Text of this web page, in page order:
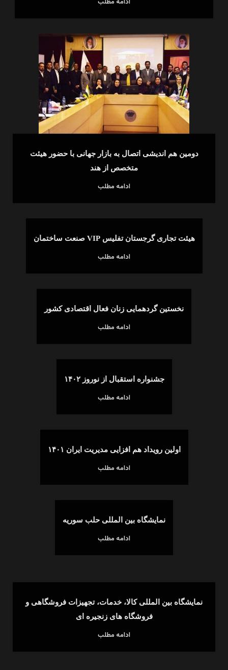
ادامه مطلب
دومین هم اندیشی اتصال به بازار جهانی با حضور هیئت
متخصص از هند
ادامه مطلب
هیئت تجاری گرجستان تفلیس VIP صنعت ساختمان
ادامه مطلب
نخستین گردهمایی زنان فعال اقتصادی کشور
ادامه مطلب
جشنواره استقبال از نوروز ۱۴۰۲
ادامه مطلب
اولین رویداد هم افزایی مدیریت ایران ۱۴۰۱
ادامه مطلب
نمایشگاه بین المللی حلب سوریه
ادامه مطلب
نمایشگاه بین المللی کالا، خدمات، تجهیزات فروشگاهی و
فروشگاه های زنجیره ای
ادامه مطلب